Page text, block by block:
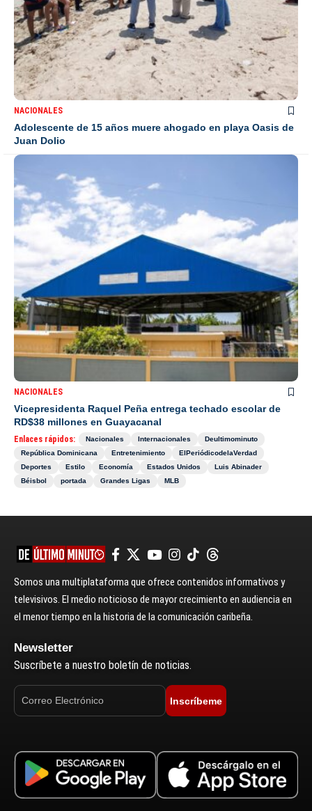
NACIONALES
Adolescente de 15 años muere ahogado en playa Oasis de
Juan Dolio
NACIONALES
Vicepresidenta Raquel Peña entrega techado escolar de
RD$38 millones en Guayacanal
Enlaces rápidos: Nacionales Internacionales
Deultimominuto
República Dominicana
Entretenimiento
ElPeriódicodelaVerdad
Deportes
Estilo Economía Estados Unidos
Luis Abinader
Béisbol
portada Grandes Ligas MLB
Somos una multiplataforma que ofrece contenidos informativos y
televisivos. El medio noticioso de mayor crecimiento en audiencia en
el menor tiempo en la historia de la comunicación caribeña.
Newsletter
Suscríbete a nuestro boletín de noticias.
Inscríbeme